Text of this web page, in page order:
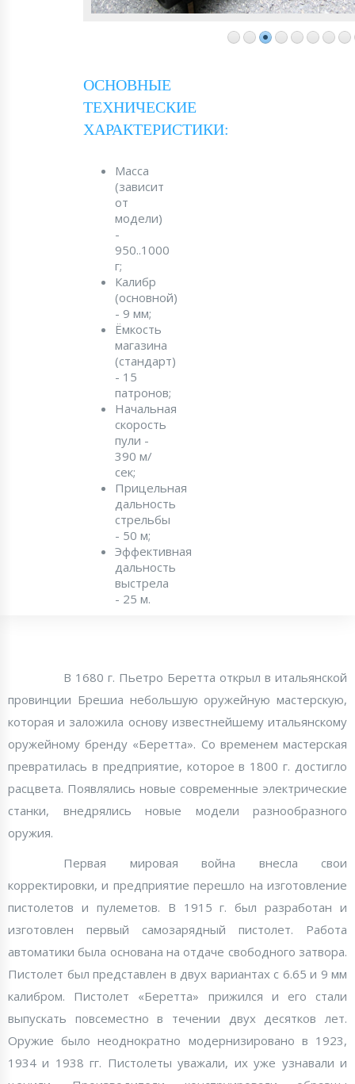
ОСНОВНЫЕ
ТЕХНИЧЕСКИЕ
ХАРАКТЕРИСТИКИ:
Масса
(зависит
от
модели)
-
950..1000
г;
Калибр
(основной)
- 9 мм;
Ёмкость
магазина
(стандарт)
- 15
патронов;
Начальная
скорость
пули -
390 м/
сек;
Прицельная
дальность
стрельбы
- 50 м;
Эффективная
дальность
выстрела
- 25 м.
В 1680 г. Пьетро Беретта открыл в итальянской
провинции Брешиа небольшую оружейную мастерскую,
которая и заложила основу известнейшему итальянскому
оружейному бренду «Беретта». Со временем мастерская
превратилась в предприятие, которое в 1800 г. достигло
расцвета. Появлялись новые современные электрические
станки, внедрялись новые модели разнообразного
оружия.
Первая мировая война внесла свои
корректировки, и предприятие перешло на изготовление
пистолетов и пулеметов. В 1915 г. был разработан и
изготовлен первый самозарядный пистолет. Работа
автоматики была основана на отдаче свободного затвора.
Пистолет был представлен в двух вариантах с 6.65 и 9 мм
калибром. Пистолет «Беретта» прижился и его стали
выпускать повсеместно в течении двух десятков лет.
Оружие было неоднократно модернизировано в 1923,
1934 и 1938 гг. Пистолеты уважали, их уже узнавали и